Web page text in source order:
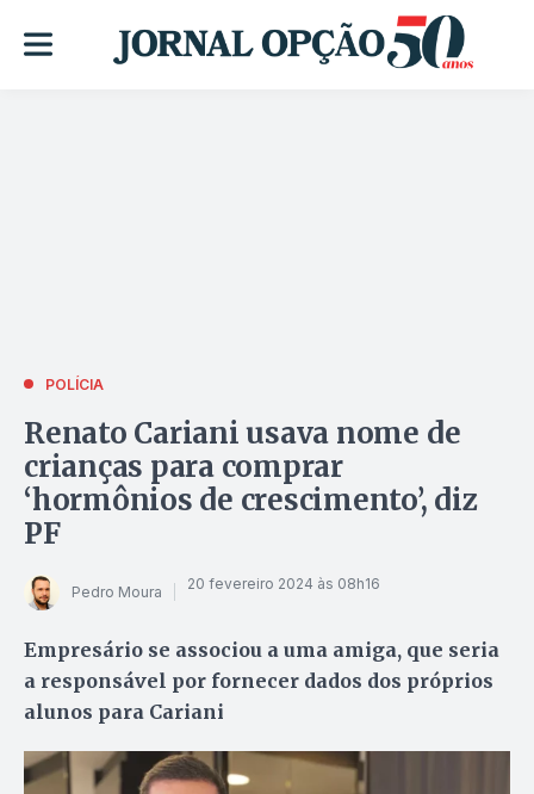
POLÍCIA
Renato Cariani usava nome de
crianças para comprar
‘hormônios de crescimento’, diz
PF
Pedro Moura 20 fevereiro 2024 às 08h16
Empresário se associou a uma amiga, que seria
a responsável por fornecer dados dos próprios
alunos para Cariani